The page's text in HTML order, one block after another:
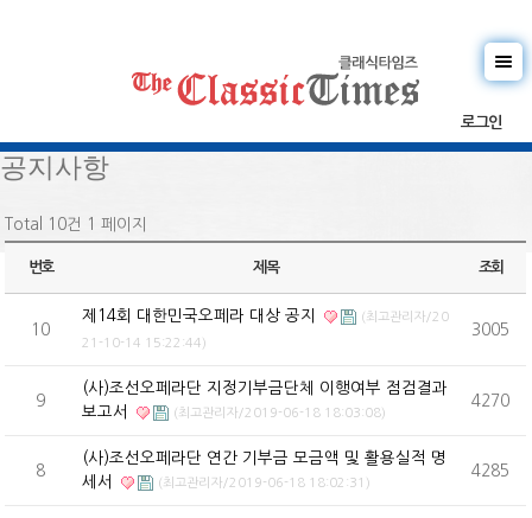
로그인
공지사항
Total 10건 1 페이지
번호 제목 조회
10
제14회 대한민국오페라 대상 공지
(최고관리자/20
21-10-14 15:22:44)
3005
9
(사)조선오페라단 지정기부금단체 이행여부 점검결과
보고서
(최고관리자/2019-06-18 18:03:08)
4270
8
(사)조선오페라단 연간 기부금 모금액 및 활용실적 명
세서
(최고관리자/2019-06-18 18:02:31)
4285